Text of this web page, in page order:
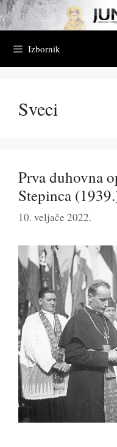
Preskoči
na
Izbornik
Sveci
Prva duhovna
Stepinca
10. veljače 2022.